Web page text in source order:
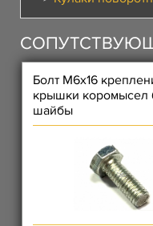
Болт М6х16
крышки коромысел
шайбы